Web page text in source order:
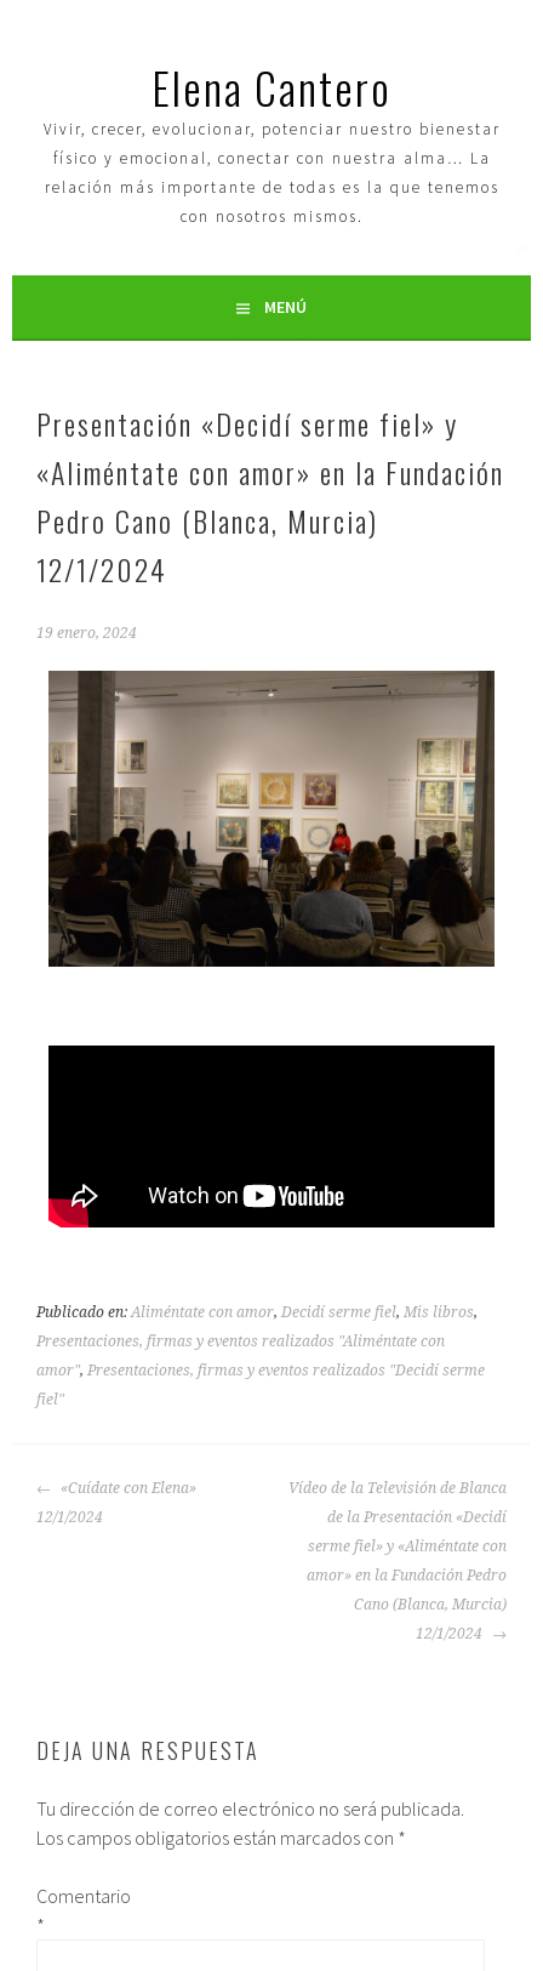
Elena Cantero
Vivir, crecer, evolucionar, potenciar nuestro bienestar
físico y emocional, conectar con nuestra alma… La
relación más importante de todas es la que tenemos
con nosotros mismos.
MENÚ
Presentación «Decidí serme fiel» y
«Aliméntate con amor» en la Fundación
Pedro Cano (Blanca, Murcia)
12/1/2024
19 enero, 2024
Publicado en:Aliméntate con amor,Decidí serme fiel,Mis libros,
Presentaciones, firmas y eventos realizados "Aliméntate con
amor",Presentaciones, firmas y eventos realizados "Decidí serme
fiel"
«Cuídate con Elena»
12/1/2024
Vídeo de la Televisión de Blanca
de la Presentación «Decidí
serme fiel» y «Aliméntate con
amor» en la Fundación Pedro
Cano (Blanca, Murcia)
12/1/2024
DEJA UNA RESPUESTA
Tu dirección de correo electrónico no será publicada.
Los campos obligatorios están marcados con *
Comentario
*